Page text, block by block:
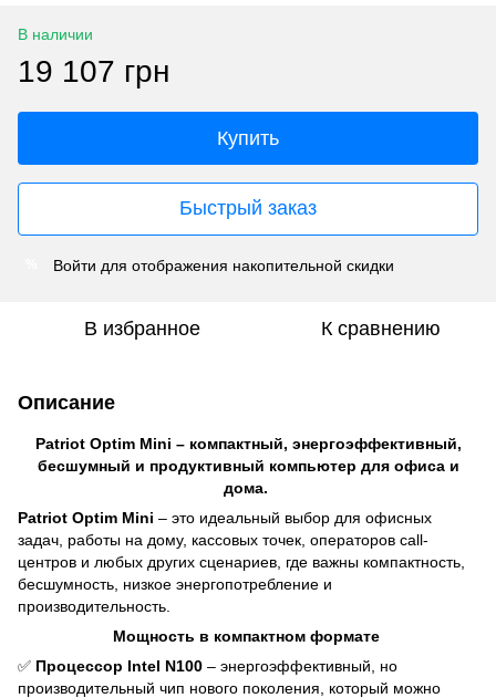
В наличии
19 107 грн
Купить
Быстрый заказ
Войти для отображения накопительной скидки
В избранное К сравнению
Описание
Patriot Optim Mini – компактный, энергоэффективный,
бесшумный и продуктивный компьютер для офиса и
дома.
Patriot Optim Mini – это идеальный выбор для офисных
задач, работы на дому, кассовых точек, операторов call-
центров и любых других сценариев, где важны компактность,
бесшумность, низкое энергопотребление и
производительность.
Мощность в компактном формате
✅ Процессор Intel N100 – энергоэффективный, но
производительный чип нового поколения, который можно